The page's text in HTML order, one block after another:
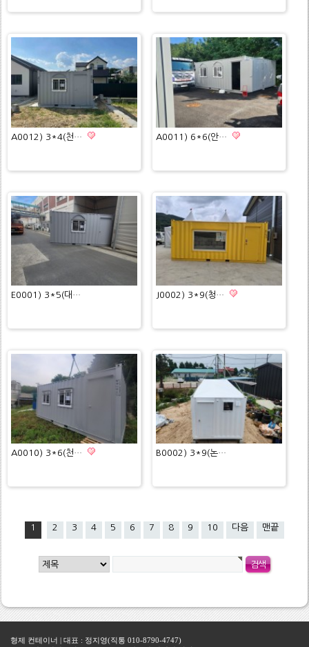
A0012) 3*4(천… A0011) 6*6(안…
E0001) 3*5(대… J0002) 3*9(청…
A0010) 3*6(천… B0002) 3*9(논…
1 2 3 4 5 6 7 8 9 10 다음 맨끝
형제 컨테이너 | 대표 : 정지영(직통 010-8790-4747)